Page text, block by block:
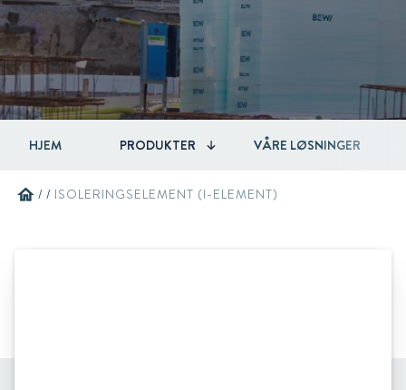
HJEM PRODUKTER VÅRE LØSNINGER
home / / ISOLERINGSELEMENT (I-ELEMENT)